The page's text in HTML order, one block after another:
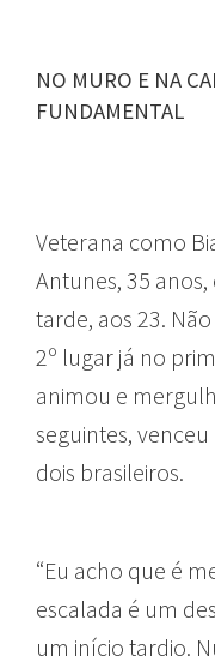
NO MURO E NA
FUNDAMENTAL
Veterana como
Antunes, 35
tarde, aos 23.
2º lugar já no
animou e
seguintes,
dois brasileiros.
“Eu acho que é
escalada é um
um início tardio.